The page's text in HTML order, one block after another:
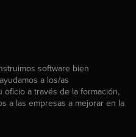
software bien
a los/as
oficio a través de la formación,
a las empresas a mejorar en la